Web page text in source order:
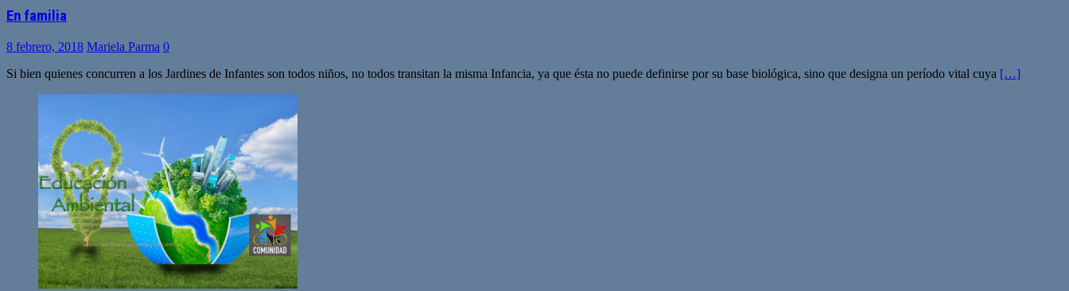
En familia
8 febrero, 2018 Mariela Parma 0
Si bien quienes concurren a los Jardines de Infantes son todos niños, no todos transitan la misma Infancia, ya que ésta no puede definirse por su base biológica, sino que designa un período vital cuya […]